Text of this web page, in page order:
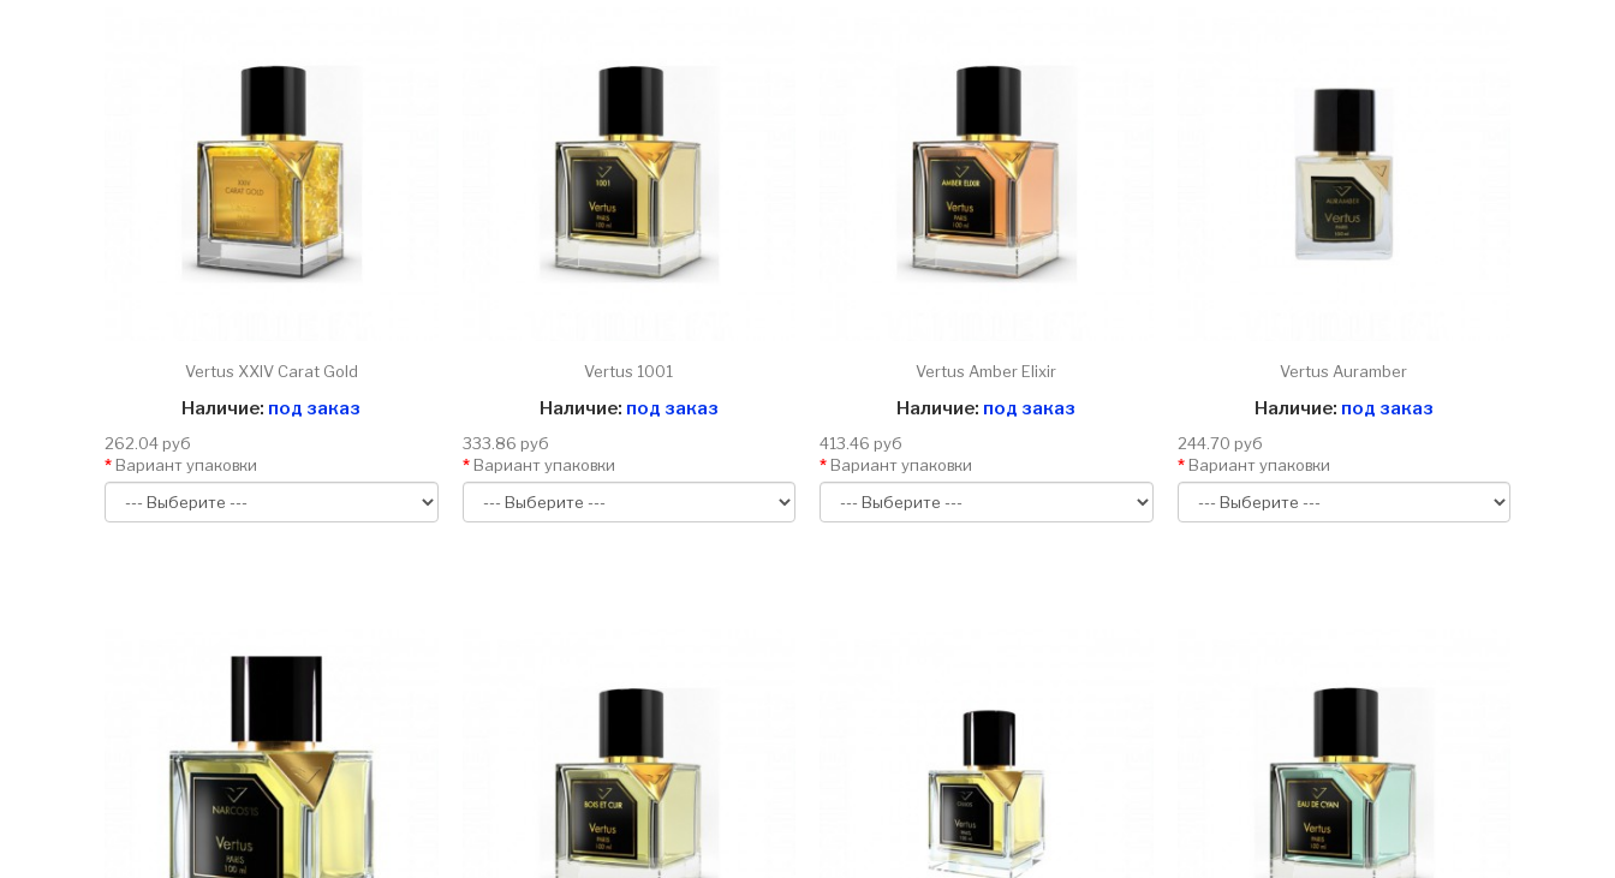
Vertus XXIV Carat Gold
Наличие: под заказ
262.04 руб
Вариант упаковки
Vertus 1001
Наличие: под заказ
333.86 руб
Вариант упаковки
Vertus Amber Elixir
Наличие: под заказ
413.46 руб
Вариант упаковки
Vertus Auramber
Наличие: под заказ
244.70 руб
Вариант упаковки